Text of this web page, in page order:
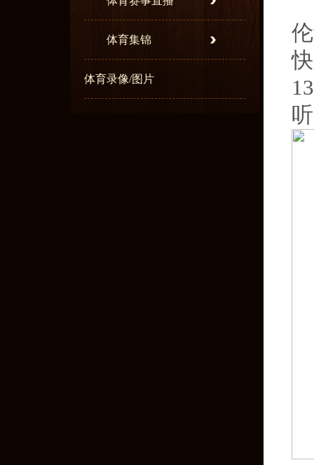
体育集锦
体育录像/图片